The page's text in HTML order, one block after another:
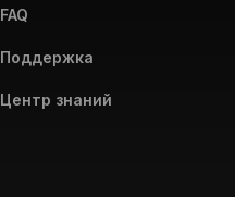
FAQ
Поддержка
Центр знаний